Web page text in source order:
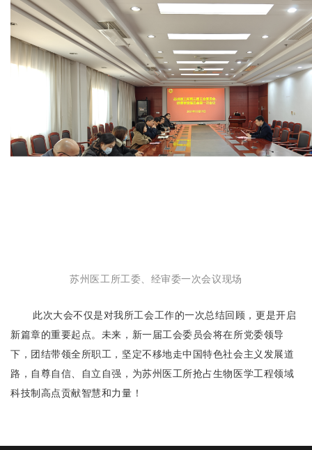
苏州医工所工委、经审委一次会议现场
此次大会不仅是对我所工会工作的一次总结回顾，更是开启
新篇章的重要起点。未来，新一届工会委员会将在所党委领导
下，团结带领全所职工，坚定不移地走中国特色社会主义发展道
路，自尊自信、自立自强，为苏州医工所抢占生物医学工程领域
科技制高点贡献智慧和力量！